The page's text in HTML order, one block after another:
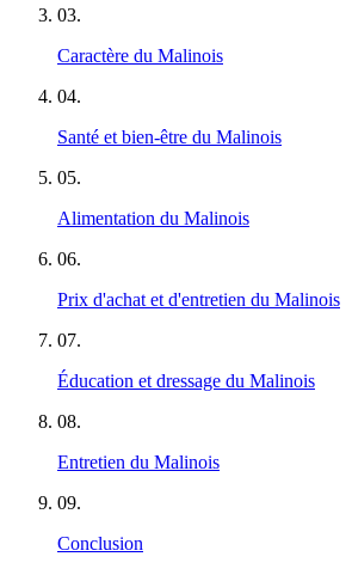
03.
Caractère du Malinois
04.
Santé et bien-être du Malinois
05.
Alimentation du Malinois
06.
Prix d'achat et d'entretien du Malinois
07.
Éducation et dressage du Malinois
08.
Entretien du Malinois
09.
Conclusion